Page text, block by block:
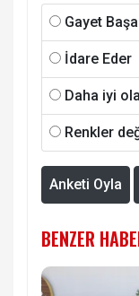
Gayet
İdare Eder
Daha iyi
Renkler
Anketi Oyla
BENZER